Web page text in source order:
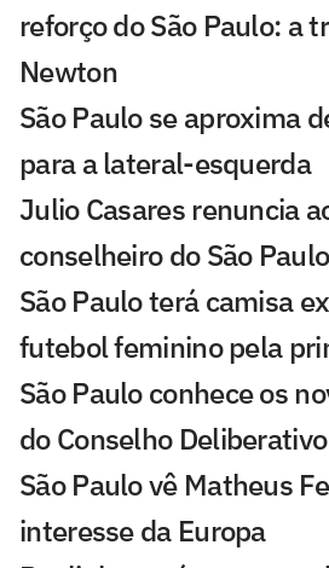
reforço do São Paulo: a
Newton
São Paulo se aproxima
para a lateral-esquerda
Julio Casares renuncia
conselheiro do São Paulo
São Paulo terá camisa
futebol feminino pela
São Paulo conhece os
do Conselho Deliberativo
São Paulo vê Matheus
interesse da Europa